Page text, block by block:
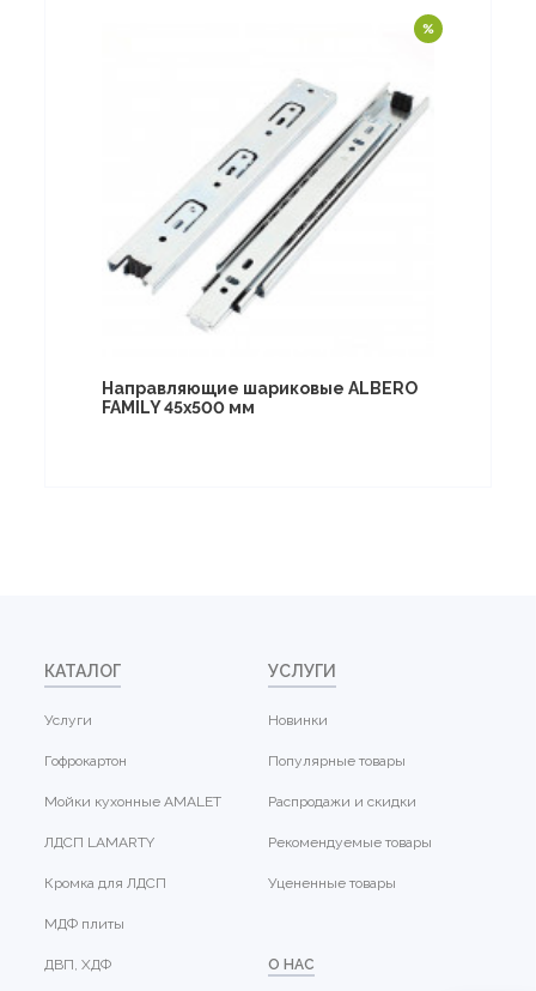
Направляющие шариковые ALBERO
FAMILY 45х500 мм
КАТАЛОГ
Услуги
Гофрокартон
Мойки кухонные AMALET
ЛДСП LAMARTY
Кромка для ЛДСП
МДФ плиты
ДВП, ХДФ
УСЛУГИ
Новинки
Популярные товары
Распродажи и скидки
Рекомендуемые товары
Уцененные товары
О НАС